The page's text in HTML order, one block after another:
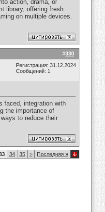
action, drama, or
library, offering fresh
on multiple devices.
#330
Регистрация: 31.12.2024
Сообщений: 1
faced, integration with
the importance of
to reduce their
34 35 > Последняя »